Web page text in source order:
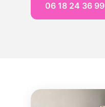
06 18 24 36 99